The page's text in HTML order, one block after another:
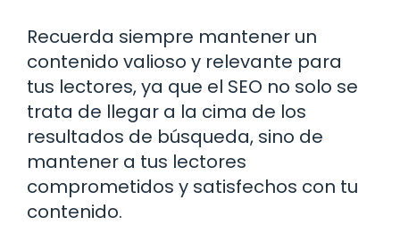
Recuerda siempre mantener un
contenido valioso y relevante para
tus lectores, ya que el SEO no solo se
trata de llegar a la cima de los
resultados de búsqueda, sino de
mantener a tus lectores
comprometidos y satisfechos con tu
contenido.